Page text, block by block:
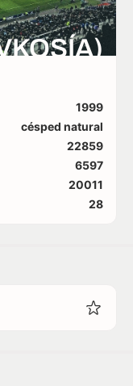
1999
césped natural
22859
6597
20011
28